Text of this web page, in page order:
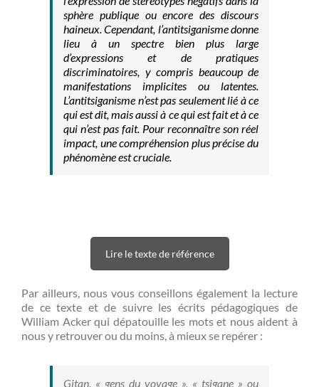
sphère publique ou encore des discours
haineux. Cependant, l’antitsiganisme donne
lieu à un spectre bien plus large
d’expressions et de pratiques
discriminatoires, y compris beaucoup de
manifestations implicites ou latentes.
L’antitsiganisme n’est pas seulement lié à ce
qui est dit, mais aussi à ce qui est fait et à ce
qui n’est pas fait. Pour reconnaître son réel
impact, une compréhension plus précise du
phénomène est cruciale.
Lire le texte de référence
Par ailleurs, nous vous conseillons également la lecture
de ce texte et de suivre les écrits pédagogiques de
William Acker qui dépatouille les mots et nous aident à
nous y retrouver ou du moins, à mieux se repérer :
Gitan, « gens du voyage », « tsigane » ou